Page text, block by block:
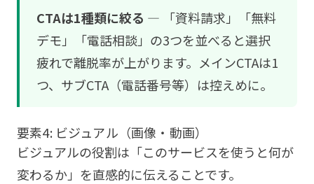
CTAは1種類に絞る — 「資料請求」「無料
デモ」「電話相談」の3つを並べると選択
疲れで離脱率が上がります。メインCTAは1
つ、サブCTA（電話番号等）は控えめに。
要素4: ビジュアル（画像・動画）
ビジュアルの役割は「このサービスを使うと何が
変わるか」を直感的に伝えることです。